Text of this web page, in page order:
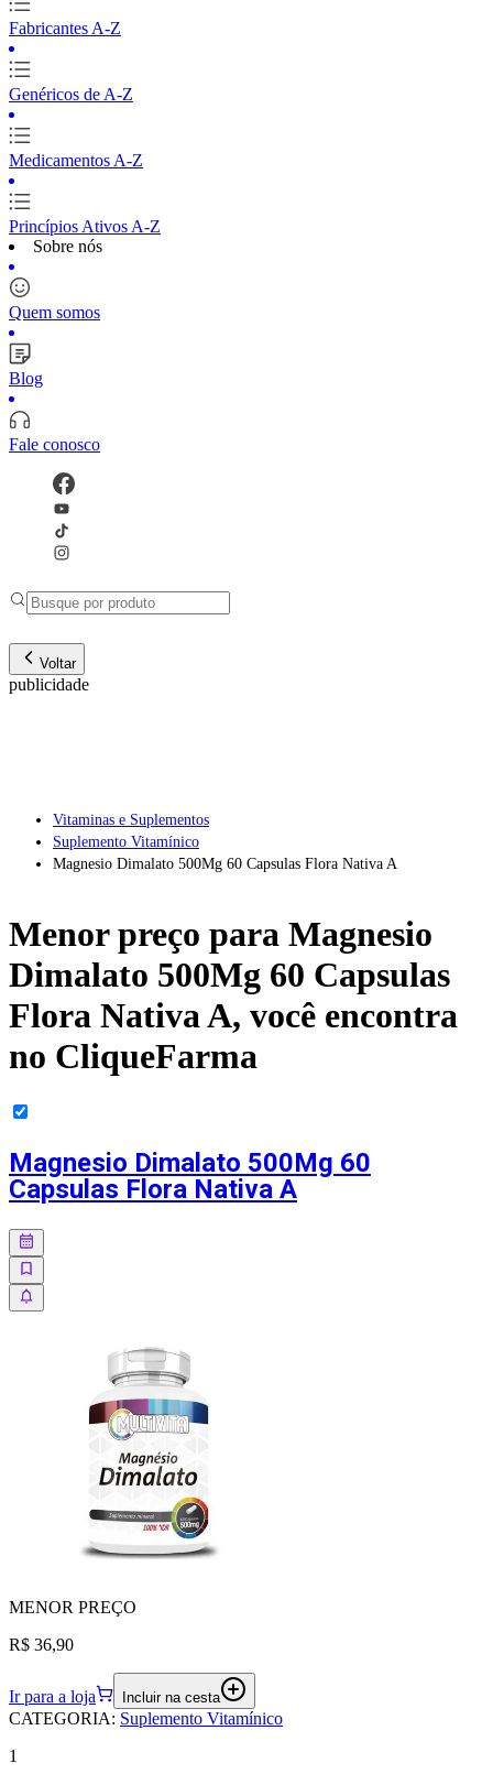
Fabricantes A-Z
Genéricos de A-Z
Medicamentos A-Z
Princípios Ativos A-Z
Sobre nós
Quem somos
Blog
Fale conosco
Voltar
publicidade
Vitaminas e Suplementos
Suplemento Vitamínico
Magnesio Dimalato 500Mg 60 Capsulas Flora Nativa A
Menor preço para Magnesio
Dimalato 500Mg 60 Capsulas
Flora Nativa A, você encontra
no CliqueFarma
Magnesio Dimalato 500Mg 60
Capsulas Flora Nativa A
MENOR PREÇO
R$ 36,90
Ir para a loja Incluir na cesta
CATEGORIA: Suplemento Vitamínico
1